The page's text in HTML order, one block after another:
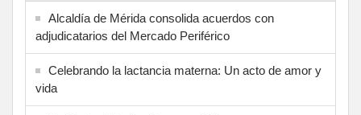
Alcaldía de Mérida consolida acuerdos con
adjudicatarios del Mercado Periférico
Celebrando la lactancia materna: Un acto de amor y
vida